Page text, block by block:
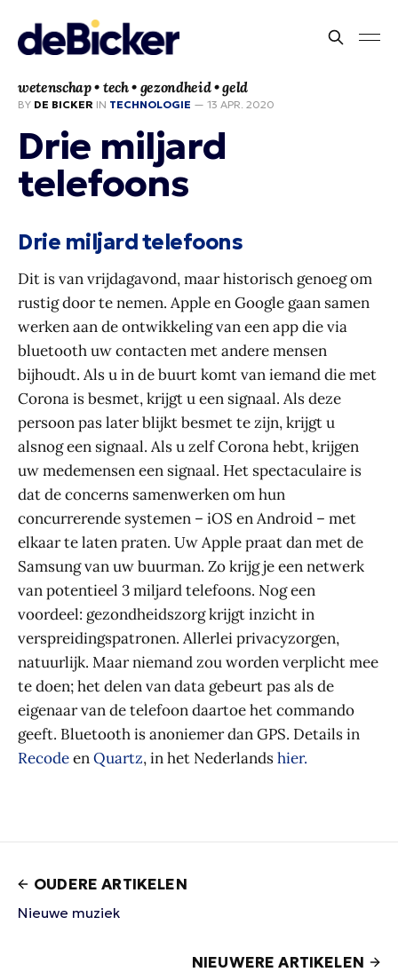
wetenschap • tech • gezondheid • geld
BY DE BICKER IN TECHNOLOGIE — 13 APR. 2020
Drie miljard
telefoons
Drie miljard telefoons
Dit is van vrijdagavond, maar historisch genoeg om
rustig door te nemen. Apple en Google gaan samen
werken aan de ontwikkeling van een app die via
bluetooth uw contacten met andere mensen
bijhoudt. Als u in de buurt komt van iemand die met
Corona is besmet, krijgt u een signaal. Als deze
persoon pas later blijkt besmet te zijn, krijgt u
alsnog een signaal. Als u zelf Corona hebt, krijgen
uw medemensen een signaal. Het spectaculaire is
dat de concerns samenwerken om hun
concurrerende systemen – iOS en Android – met
elkaar te laten praten. Uw Apple praat dan met de
Samsung van uw buurman. Zo krijg je een netwerk
van potentieel 3 miljard telefoons. Nog een
voordeel: gezondheidszorg krijgt inzicht in
verspreidingspatronen. Allerlei privacyzorgen,
natuurlijk. Maar niemand zou worden verplicht mee
te doen; het delen van data gebeurt pas als de
eigenaar van de telefoon daartoe het commando
geeft. Bluetooth is anoniemer dan GPS. Details in
RecodeenQuartz, in het Nederlandshier.
OUDERE ARTIKELEN
Nieuwe muziek
NIEUWERE ARTIKELEN